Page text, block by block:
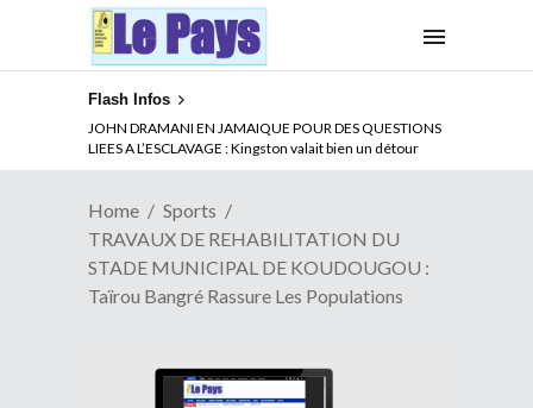
Flash Infos
JOHN DRAMANI EN JAMAIQUE POUR DES QUESTIONS
LIEES A L’ESCLAVAGE : Kingston valait bien un détour
ABSENCE PROLONGEE DE PAUL BIYA DU CAMEROUN :
Qui pilote le Cameroun ?
Home
Sports
TRAVAUX DE REHABILITATION DU
STADE MUNICIPAL DE KOUDOUGOU :
Taïrou Bangré Rassure Les Populations